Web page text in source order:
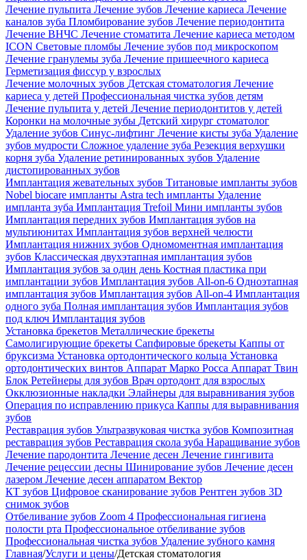
Лечение пульпита Лечение зубов Лечение кариеса Лечение
каналов зуба Пломбирование зубов Лечение периодонтита
Лечение ВНЧС Лечение стоматита Лечение кариеса методом
ICON Световые пломбы Лечение зубов под микроскопом
Лечение гранулемы зуба Лечение пришеечного кариеса
Герметизация фиссур у взрослых
Лечение молочных зубов Детская стоматология Лечение
кариеса у детей Профессиональная чистка зубов детям
Лечение пульпита у детей Лечение периодонтитов у детей
Коронки на молочные зубы Детский хирург стоматолог
Удаление зубов Синус-лифтинг Лечение кисты зуба Удаление
зубов мудрости Сложное удаление зуба Резекция верхушки
корня зуба Удаление ретинированных зубов Удаление
дистопированных зубов
Имплантация жевательных зубов Титановые импланты зубов
Nobel biocare импланты Astra tech импланты Удаление
импланта зуба Имплантация Trefoil Мини импланты зубов
Имплантация передних зубов Имплантация зубов на
мультиюнитах Имплантация зубов верхней челюсти
Имплантация нижних зубов Одномоментная имплантация
зубов Классическая двухэтапная имплантация зубов
Имплантация зубов за один день Костная пластика при
имплантации зубов Имплантация зубов All-on-6 Одноэтапная
имплантация зубов Имплантация зубов All-on-4 Имплантация
одного зуба Полная имплантация зубов Имплантация зубов
под ключ Имплантация зубов
Установка брекетов Металлические брекеты
Самолигирующие брекеты Сапфировые брекеты Каппы от
бруксизма Установка ортодонтического кольца Установка
ортодонтических винтов Аппарат Марко Росса Аппарат Твин
Блок Ретейнеры для зубов Врач ортодонт для взрослых
Окклюзионные накладки Элайнеры для выравнивания зубов
Операция по исправлению прикуса Каппы для выравнивания
зубов
Реставрация зубов Ультразвуковая чистка зубов Композитная
реставрация зубов Реставрация скола зуба Наращивание зубов
Лечение пародонтита Лечение десен Лечение гингивита
Лечение рецессии десны Шинирование зубов Лечение десен
лазером Лечение десен аппаратом Вектор
КТ зубов Цифровое сканирование зубов Рентген зубов 3D
снимок зубов
Отбеливание зубов Zoom 4 Профессиональная гигиена
полости рта Профессиональное отбеливание зубов
Профессиональная чистка зубов Удаление зубного камня
Главная/Услуги и цены/Детская стоматология